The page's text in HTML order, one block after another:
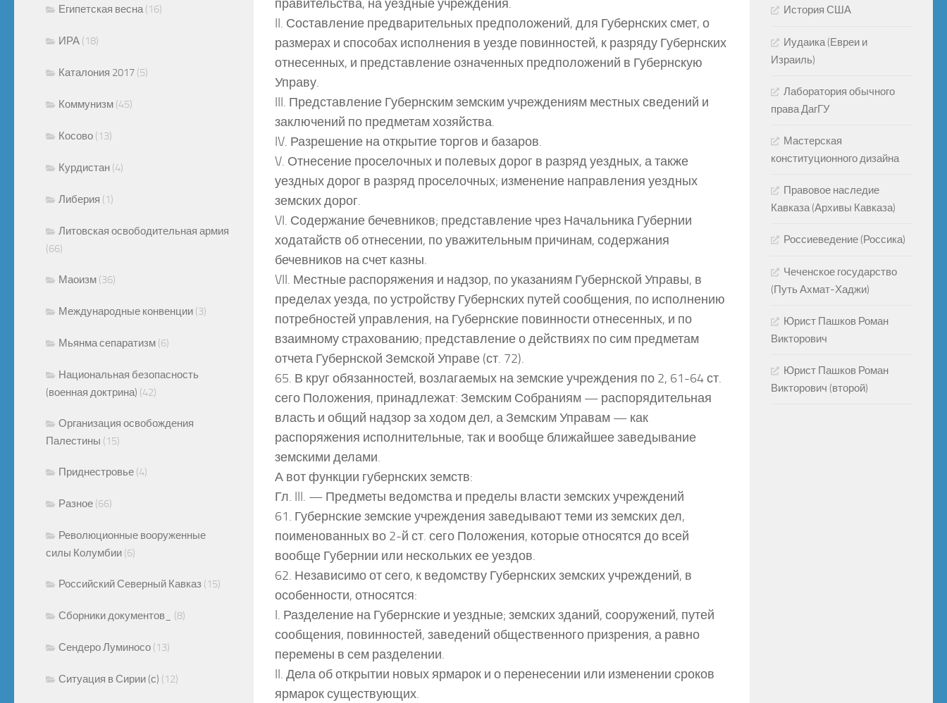
правительства, на уездные учреждения.
II. Составление предварительных предположений, для Губернских смет, о
размерах и способах исполнения в уезде повинностей, к разряду Губернских
отнесенных, и представление означенных предположений в Губернскую
Управу.
III. Представление Губернским земским учреждениям местных сведений и
заключений по предметам хозяйства.
IV. Разрешение на открытие торгов и базаров.
V. Отнесение проселочных и полевых дорог в разряд уездных, а также
уездных дорог в разряд проселочных; изменение направления уездных
земских дорог.
VI. Содержание бечевников; представление чрез Начальника Губернии
ходатайств об отнесении, по уважительным причинам, содержания
бечевников на счет казны.
VII. Местные распоряжения и надзор, по указаниям Губернской Управы, в
пределах уезда, по устройству Губернских путей сообщения, по исполнению
потребностей управления, на Губернские повинности отнесенных, и по
взаимному страхованию; представление о действиях по сим предметам
отчета Губернской Земской Управе (ст. 72).
65. В круг обязанностей, возлагаемых на земские учреждения по 2, 61-64 ст.
сего Положения, принадлежат: Земским Собраниям — распорядительная
власть и общий надзор за ходом дел, а Земским Управам — как
распоряжения исполнительные, так и вообще ближайшее заведывание
земскими делами.
А вот функции губернских земств:
Гл. III. — Предметы ведомства и пределы власти земских учреждений
61. Губернские земские учреждения заведывают теми из земских дел,
поименованных во 2-й ст. сего Положения, которые относятся до всей
вообще Губернии или нескольких ее уездов.
62. Независимо от сего, к ведомству Губернских земских учреждений, в
особенности, относятся:
I. Разделение на Губернские и уездные; земских зданий, сооружений, путей
сообщения, повинностей, заведений общественного призрения, а равно
перемены в сем разделении.
II. Дела об открытии новых ярмарок и о перенесении или изменении сроков
ярмарок существующих.
Египетская весна (16)
ИРА (18)
Каталония 2017 (5)
Коммунизм (45)
Косово (13)
Курдистан (4)
Либерия (1)
Литовская освободительная армия
(66)
Маоизм (36)
Международные конвенции (3)
Мьянма сепаратизм (6)
Национальная безопасность
(военная доктрина) (42)
Организация освобождения
Палестины (15)
Приднестровье (4)
Разное (66)
Революционные вооруженные
силы Колумбии (6)
Российский Северный Кавказ (15)
Сборники документов_ (8)
Сендеро Луминосо (13)
Ситуация в Сирии (с) (12)
История США
Иудаика (Евреи и
Израиль)
Лаборатория обычного
права ДагГУ
Мастерская
конституционного дизайна
Правовое наследие
Кавказа (Архивы Кавказа)
Россиеведение (Россика)
Чеченское государство
(Путь Ахмат-Хаджи)
Юрист Пашков Роман
Викторович
Юрист Пашков Роман
Викторович (второй)